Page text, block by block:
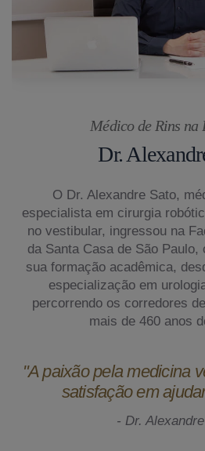
Médico de Rins na
Dr.
O Dr. Alexandre Sato,
especialista em cirurgia
no vestibular, ingressou na
da Santa Casa de São Paulo,
sua formação acadêmica,
especialização em
percorrendo os corredores
mais de 460 anos
"A paixão pela medicina
satisfação em
- Dr.